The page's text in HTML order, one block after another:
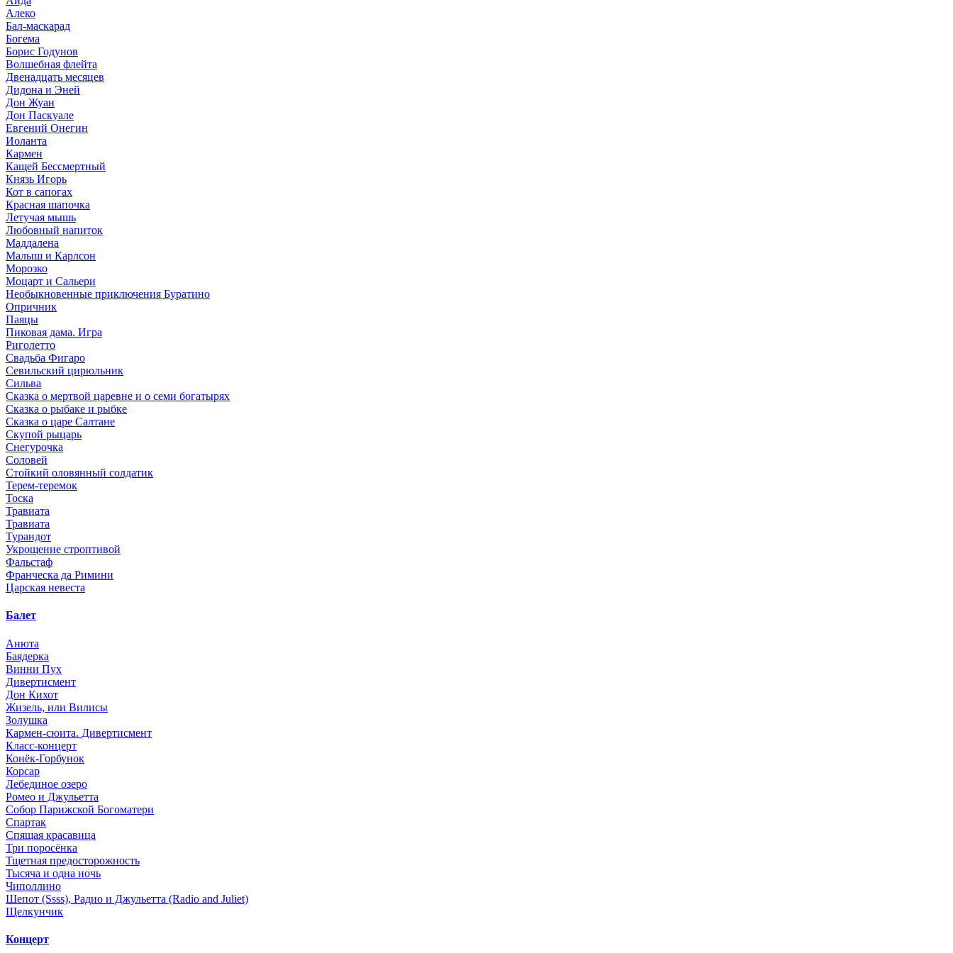
Алеко
Бал-маскарад
Богема
Борис Годунов
Волшебная флейта
Двенадцать месяцев
Дидона и Эней
Дон Жуан
Дон Паскуале
Евгений Онегин
Иоланта
Кармен
Кащей Бессмертный
Князь Игорь
Кот в сапогах
Красная шапочка
Летучая мышь
Любовный напиток
Маддалена
Малыш и Карлсон
Морозко
Моцарт и Сальери
Необыкновенные приключения Буратино
Опричник
Паяцы
Пиковая дама. Игра
Риголетто
Свадьба Фигаро
Севильский цирюльник
Сильва
Сказка о мертвой царевне и о семи богатырях
Сказка о рыбаке и рыбке
Сказка о царе Салтане
Скупой рыцарь
Снегурочка
Соловей
Стойкий оловянный солдатик
Терем-теремок
Тоска
Травиата
Травиата
Турандот
Укрощение строптивой
Фальстаф
Франческа да Римини
Царская невеста
Балет
Анюта
Баядерка
Винни Пух
Дивертисмент
Дон Кихот
Жизель, или Вилисы
Золушка
Кармен-сюита. Дивертисмент
Класс-концерт
Конёк-Горбунок
Корсар
Лебединое озеро
Ромео и Джульетта
Собор Парижской Богоматери
Спартак
Спящая красавица
Три поросёнка
Тщетная предосторожность
Тысяча и одна ночь
Чиполлино
Шепот (Ssss), Радио и Джульетта (Radio and Juliet)
Щелкунчик
Концерт